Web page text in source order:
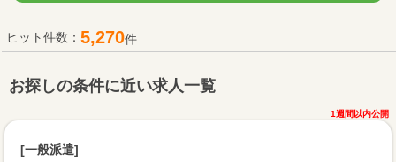
ヒット件数： 5,270件
お探しの条件に近い求人一覧
1週間以内公開
[一般派遣]